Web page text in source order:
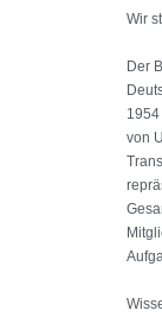
Wir
Der
von